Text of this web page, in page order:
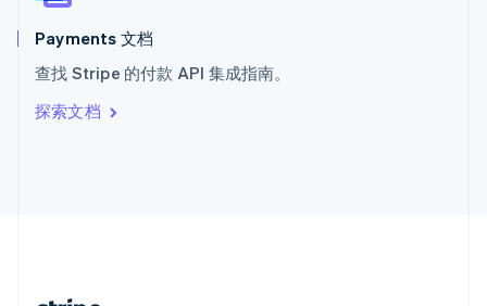
Payments 文档
查找 Stripe 的付款 API 集成指南。
探索文档
匈牙利
English
ItalianoEnglish
印度
English